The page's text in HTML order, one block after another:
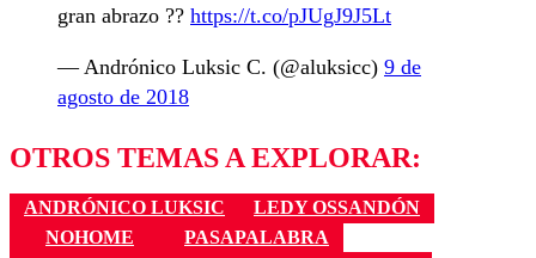
gran abrazo ?? https://t.co/pJUgJ9J5Lt
— Andrónico Luksic C. (@aluksicc) 9 de
agosto de 2018
OTROS TEMAS A EXPLORAR:
ANDRÓNICO LUKSIC
LEDY OSSANDÓN
NOHOME
PASAPALABRA